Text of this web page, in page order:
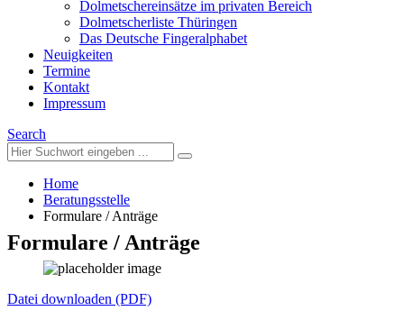
Dolmetschereinsätze im privaten Bereich
Dolmetscherliste Thüringen
Das Deutsche Fingeralphabet
Neuigkeiten
Termine
Kontakt
Impressum
Search
Home
Beratungsstelle
Formulare / Anträge
Formulare / Anträge
Datei downloaden (PDF)